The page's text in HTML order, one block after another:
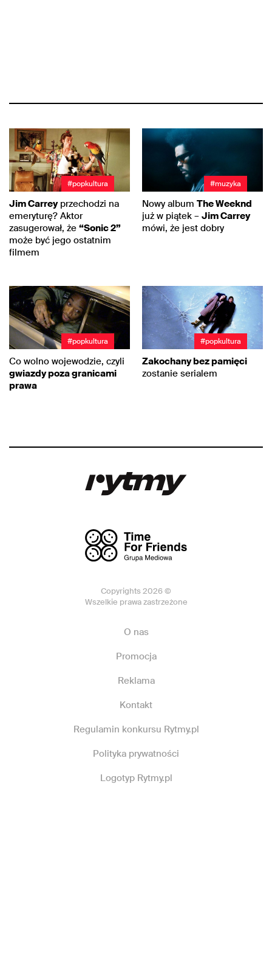
#popkultura
Jim Carreyprzechodzi na
emeryturę? Aktor
zasugerował, że “Sonic 2”
może być jego ostatnim
filmem
#muzyka
Nowy album The Weeknd
już w piątek – Jim Carrey
mówi, że jest dobry
#popkultura
Co wolno wojewodzie, czyli
gwiazdy poza granicami
prawa
#popkultura
Zakochany bez pamięci
zostanie serialem
Copyrights 2026 ©
Wszelkie prawa zastrzeżone
O nas
Promocja
Reklama
Kontakt
Regulamin konkursu Rytmy.pl
Polityka prywatności
Logotyp Rytmy.pl